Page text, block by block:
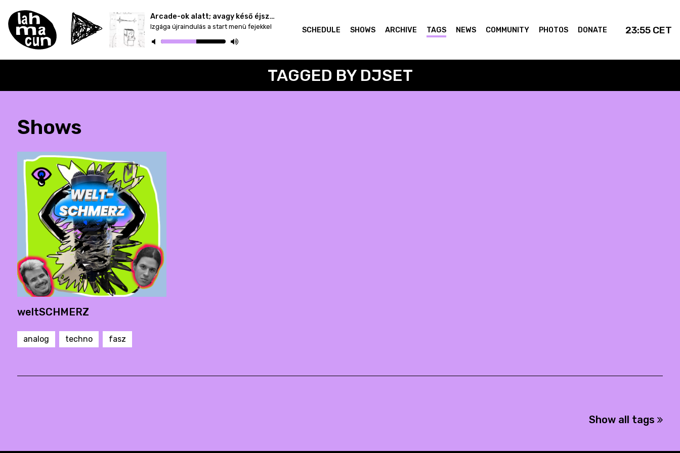
ON AIR
Arcade-ok alatt; avagy késő éjszakai műsor
Izgága újraindulás a start menü fejekkel SCHEDULE SHOWS ARCHIVE TAGS NEWS COMMUNITY PHOTOS DONATE 23:55 CET
TAGGED BY DJSET
Shows
weltSCHMERZ
analog techno fasz
Show all tags